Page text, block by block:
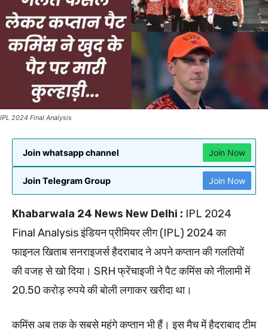
IPL 2024 Final Analysis
Join whatsapp channel Join Now
Join Telegram Group Join Now
Khabarwala 24 News New Delhi : IPL 2024
Final Analysis इंडियन प्रीमियर लीग (IPL) 2024 का
फाइनल खिताब सनराइजर्स हैदराबाद ने अपने कप्तान की गलतियों
की वजह से खो दिया। SRH फ्रेंचाइजी ने पैट कमिंस को नीलामी में
20.50 करोड़ रुपये की बोली लगाकर खरीदा था।
कमिंस अब तक के सबसे महंगे कप्तान भी हैं। इस मैच में हैदराबाद टीम